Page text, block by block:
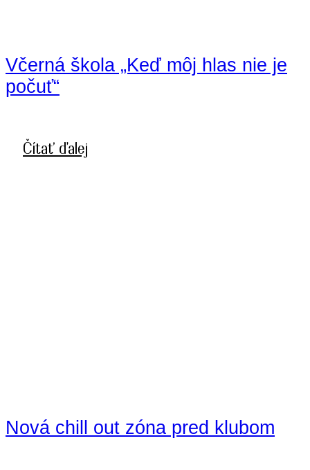
Včerná škola „Keď môj hlas nie je
počuť“
Čítať ďalej
Nová chill out zóna pred klubom